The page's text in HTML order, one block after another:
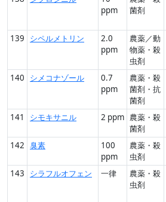
ppm
菌剤
139
シペルメトリン
2.0
ppm
農薬／動
物薬・殺
虫剤
140
シメコナゾール
0.7
ppm
農薬・殺
菌剤・抗
菌剤
141 シモキサニル 2 ppm 農薬・殺
菌剤
142 臭素
100
ppm
農薬・殺
虫剤
143
シラフルオフェン 一律
農薬・殺
虫剤